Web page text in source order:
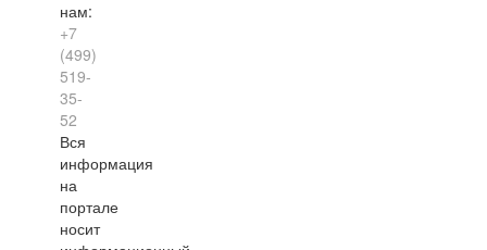
нам:
+7
(499)
519-
35-
52
Вся
информация
на
портале
носит